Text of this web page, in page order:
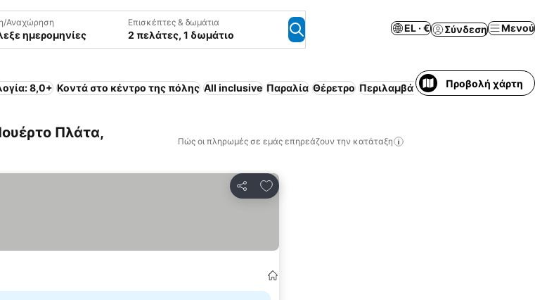
Αναχώρηση
ημερομηνίες
Επισκέπτες & δωμάτια
2 πελάτες, 1 δωμάτιο
EL · € Σύνδεση Μενού
8,0+ Κοντά στο κέντρο της πόλης All inclusive Παραλία Θέρετρο Περιλαμβάνεται πρωινό Πισίνα
Προβολή χάρτη
Πλάτα,
Πώς οι πληρωμές σε εμάς επηρεάζουν την κατάταξη
Κοινοποίηση
Προσθήκη στα αγαπημένα